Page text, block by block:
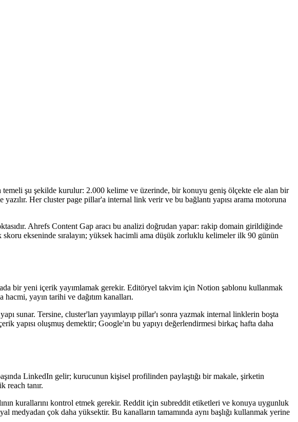
temeli şu şekilde kurulur: 2.000 kelime ve üzerinde, bir konuyu geniş ölçekte ele alan bir
Her cluster page pillar'a internal link verir ve bu bağlantı yapısı arama motoruna
Ahrefs Content Gap aracı bu analizi doğrudan yapar: rakip domain girildiğinde
ekseninde sıralayın; yüksek hacimli ama düşük zorluklu kelimeler ilk 90 günün
bir yeni içerik yayımlamak gerekir. Editöryel takvim için Notion şablonu kullanmak
yayın tarihi ve dağıtım kanalları.
sunar. Tersine, cluster'ları yayımlayıp pillar'ı sonra yazmak internal linklerin boşta
yapısı oluşmuş demektir; Google'ın bu yapıyı değerlendirmesi birkaç hafta daha
LinkedIn gelir; kurucunun kişisel profilinden paylaştığı bir makale, şirketin
reach tanır.
kurallarını kontrol etmek gerekir. Reddit için subreddit etiketleri ve konuya uygunluk
medyadan çok daha yüksektir. Bu kanalların tamamında aynı başlığı kullanmak yerine